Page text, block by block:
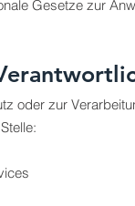
Gesetze zur
oder zur